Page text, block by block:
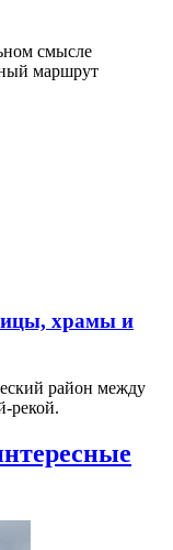
смысле
маршрут
храмы и
район между
рекой.